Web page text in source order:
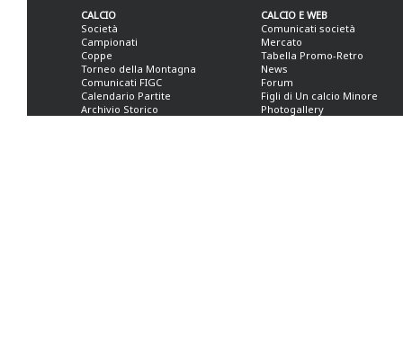
CALCIO
Società
Campionati
Coppe
Torneo della Montagna
Comunicati FIGC
Calendario Partite
Archivio Storico
CALCIO E WEB
Comunicati società
Mercato
Tabella Promo-Retro
News
Forum
Figli di Un calcio Minore
Photogallery